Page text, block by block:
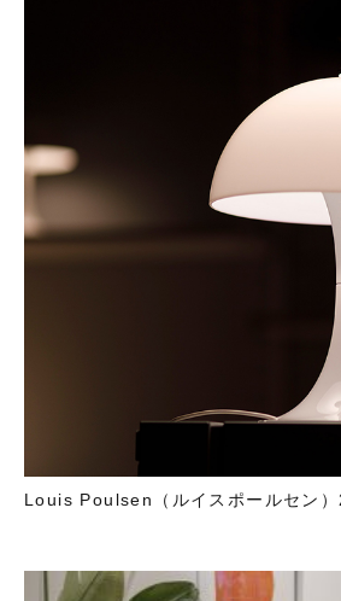
Louis Poulsen（ルイスポールセン